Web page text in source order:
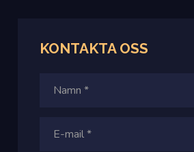
KONTAKTA OSS